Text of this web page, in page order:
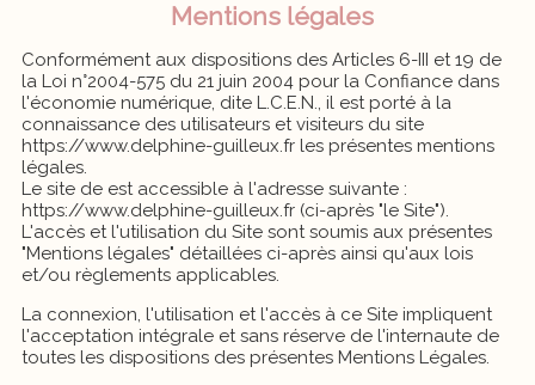
Mentions légales
Conformément aux dispositions des Articles 6-III et 19 de
la Loi n°2004-575 du 21 juin 2004 pour la Confiance dans
l'économie numérique, dite L.C.E.N., il est porté à la
connaissance des utilisateurs et visiteurs du site
https://www.delphine-guilleux.fr les présentes mentions
légales.
Le site de est accessible à l'adresse suivante :
https://www.delphine-guilleux.fr (ci-après "le Site").
L'accès et l'utilisation du Site sont soumis aux présentes
"Mentions légales" détaillées ci-après ainsi qu'aux lois
et/ou règlements applicables.
La connexion, l'utilisation et l'accès à ce Site impliquent
l'acceptation intégrale et sans réserve de l'internaute de
toutes les dispositions des présentes Mentions Légales.